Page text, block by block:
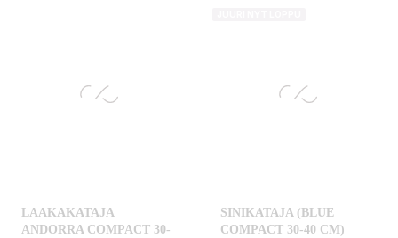
LAAKAKATAJA
ANDORRA COMPACT 30-
SINIKATAJA (BLUE
COMPACT 30-40 CM)